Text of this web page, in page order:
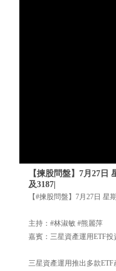
【揀股問盤】7月27
及3187|
【#揀股問盤】7月27日
主持：#林淑敏 #熊麗萍
嘉賓：三星資產運用ETF
三星資產運用推出多款